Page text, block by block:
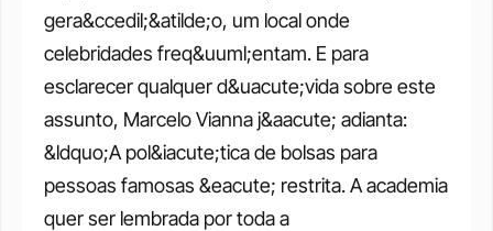
gera&ccedil;&atilde;o, um local onde
celebridades freq&uuml;entam. E para
esclarecer qualquer d&uacute;vida sobre este
assunto, Marcelo Vianna j&aacute; adianta:
&ldquo;A pol&iacute;tica de bolsas para
pessoas famosas &eacute; restrita. A academia
quer ser lembrada por toda a